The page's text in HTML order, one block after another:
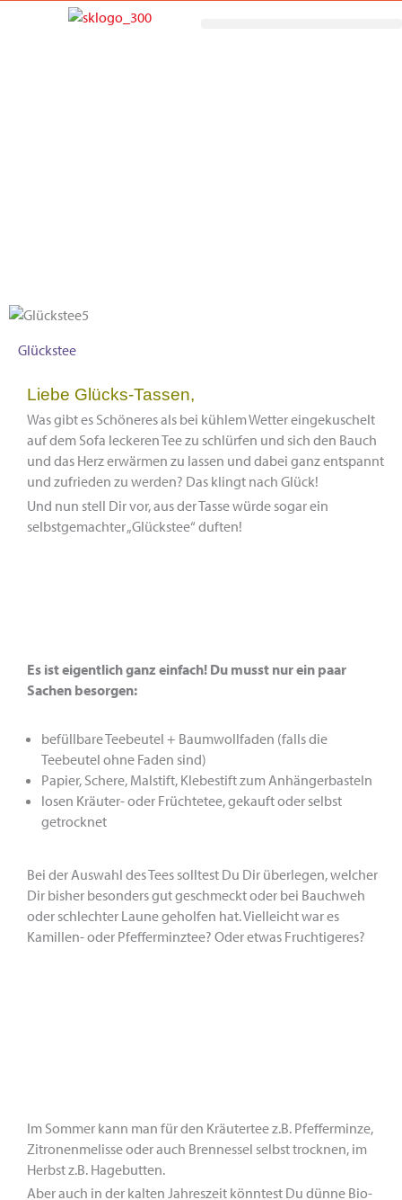
Glückstee
Liebe Glücks-Tassen,
Was gibt es Schöneres als bei kühlem Wetter eingekuschelt
auf dem Sofa leckeren Tee zu schlürfen und sich den Bauch
und das Herz erwärmen zu lassen und dabei ganz entspannt
und zufrieden zu werden? Das klingt nach Glück!
Und nun stell Dir vor, aus der Tasse würde sogar ein
selbstgemachter „Glückstee“ duften!
Es ist eigentlich ganz einfach! Du musst nur ein paar
Sachen besorgen:
befüllbare Teebeutel + Baumwollfaden (falls die
Teebeutel ohne Faden sind)
Papier, Schere, Malstift, Klebestift zum Anhängerbasteln
losen Kräuter- oder Früchtetee, gekauft oder selbst
getrocknet
Bei der Auswahl des Tees solltest Du Dir überlegen, welcher
Dir bisher besonders gut geschmeckt oder bei Bauchweh
oder schlechter Laune geholfen hat. Vielleicht war es
Kamillen- oder Pfefferminztee? Oder etwas Fruchtigeres?
Im Sommer kann man für den Kräutertee z.B. Pfefferminze,
Zitronenmelisse oder auch Brennessel selbst trocknen, im
Herbst z.B. Hagebutten.
Aber auch in der kalten Jahreszeit könntest Du dünne Bio-